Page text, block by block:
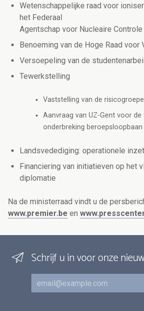
Wetenschappelijke raad voor
het Federaal
Agentschap voor Nucleaire Controle
Benoeming van de Hoge Raad voor
Versoepeling van de
Tewerkstelling
Vaststelling van de
Aanvraag van UZ-Gent voor de
onderbreking beroepsloopbaan
Landsvedediging: operationele
Financiering van initiatieven op het
diplomatie
Na de ministerraad vindt u de
www.premier.be en
Schrijf u in voor onze
E-mail